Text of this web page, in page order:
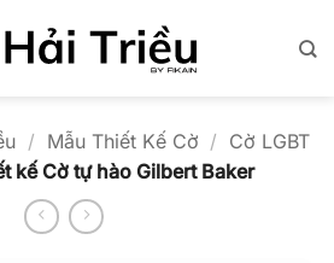
/ Mẫu Thiết Kế Cờ / Cờ LGBT
kế Cờ tự hào Gilbert Baker